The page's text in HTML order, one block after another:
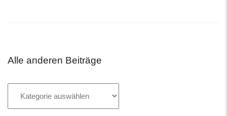
Alle anderen Beiträge
anderen